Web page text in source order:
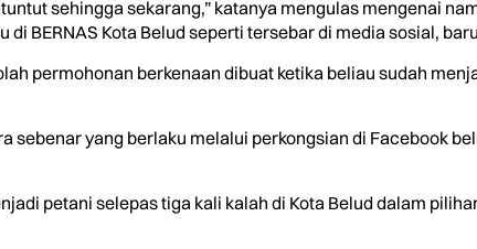
sehingga sekarang,” katanya mengulas mengenai
BERNAS Kota Belud seperti tersebar di media sosial,
permohonan berkenaan dibuat ketika beliau sudah
sebenar yang berlaku melalui perkongsian di Facebook
petani selepas tiga kali kalah di Kota Belud dalam